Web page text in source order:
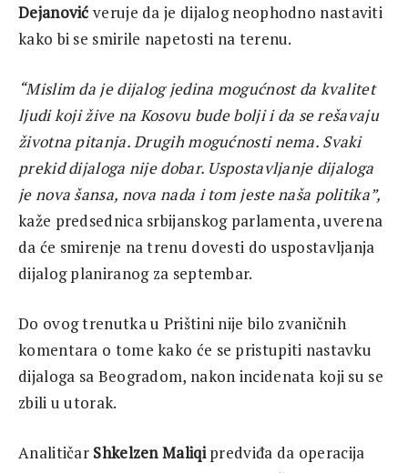
Dejanović veruje da je dijalog neophodno nastaviti
kako bi se smirile napetosti na terenu.
“Mislim da je dijalog jedina mogućnost da kvalitet
ljudi koji žive na Kosovu bude bolji i da se rešavaju
životna pitanja. Drugih mogućnosti nema. Svaki
prekid dijaloga nije dobar. Uspostavljanje dijaloga
je nova šansa, nova nada i tom jeste naša politika”,
kaže predsednica srbijanskog parlamenta, uverena
da će smirenje na trenu dovesti do uspostavljanja
dijalog planiranog za septembar.
Do ovog trenutka u Prištini nije bilo zvaničnih
komentara o tome kako će se pristupiti nastavku
dijaloga sa Beogradom, nakon incidenata koji su se
zbili u utorak.
Analitičar Shkelzen Maliqipredviđa da operacija